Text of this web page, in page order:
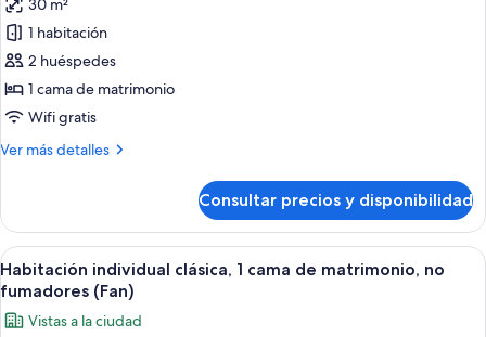
de
Habitación
individual
clásica,
no
planta
30 m²
1 habitación
2 huéspedes
1 cama de matrimonio
Wifi gratis
Ver más detalles
Más
individual
clásica,
no
fumadores,
baja
Consultar precios y disponibilidad
Abrir
todas
las
Ropa de cama de alta calidad,
10
Habitación individual clásica, 1 cama de matrimonio, no
fumadores (Fan)
Vistas a la ciudad